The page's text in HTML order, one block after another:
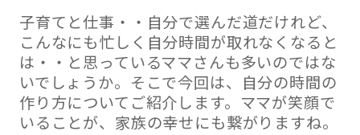
子育てと仕事・・自分で選んだ道だけれど、
こんなにも忙しく自分時間が取れなくなると
は・・と思っているママさんも多いのではな
いでしょうか。そこで今回は、自分の時間の
作り方についてご紹介します。ママが笑顔で
いることが、家族の幸せにも繋がりますね。